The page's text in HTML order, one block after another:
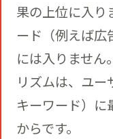
果の上位に入り
ード（例えば
には入りません
リズムは、ユ
キーワード）に
からです。